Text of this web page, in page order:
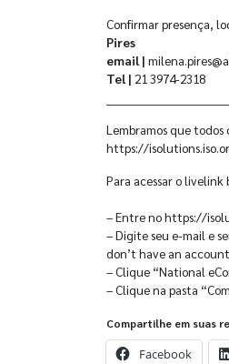
Confirmar presença,
Pires
email |
Tel | 21 3974-2318
Lembramos que todos
https://
Para acessar o livelink
– Entre no https://
– Digite seu e-mail e
don’t have an
– Clique “National
– Clique na pasta
Compartilhe em suas
Facebook